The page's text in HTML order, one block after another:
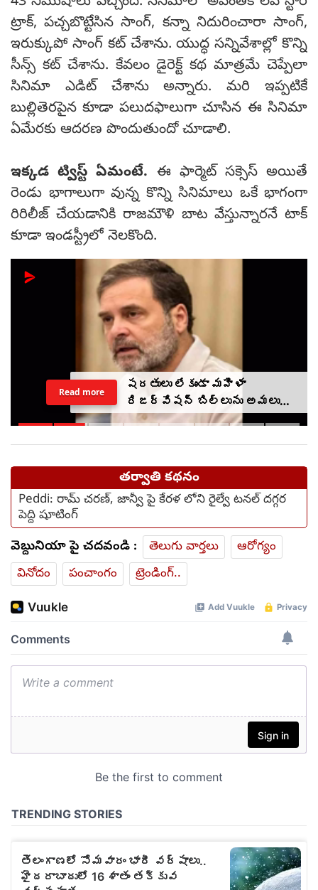
ట్రాక్, పచ్చబొట్టేసిన సాంగ్, కన్నా నిదురించారా సాంగ్,
ఇరుక్కుపో సాంగ్ కట్ చేశాను. యుద్ధ సన్నివేశాల్లో కొన్ని
సీన్స్ కట్ చేశాను. కేవలం డైరెక్ట్ కథ మాత్రమే చెప్పేలా
సినిమా ఎడిట్ చేశాను అన్నారు. మరి ఇప్పటికే
బుల్లితెరపైన కూడా పలుదఫాలుగా చూసిన ఈ సినిమా
ఏమేరకు ఆదరణ పొందుతుందో చూడాలి.
ఇక్కడ ట్విస్ట్ ఏమంటే. ఈ ఫార్మెట్ సక్సెస్ అయితే
రెండు భాగాలుగా వున్న కొన్ని సినిమాలు ఒకే భాగంగా
రిరిలీజ్ చేయడానికి రాజమౌళి బాట వేస్తున్నారనే టాక్
కూడా ఇండస్ట్రీలో నెలకొంది.
మొబైల్ ఫోన్ టార్చ్ లైట్ల
వెలుతురులో రోగికి చికిత్స..
ఎక్కడ?
Read more
తర్వాతి కథనం
Peddi: రామ్ చరణ్, జాన్వీ పై కేరళ లోని రైల్వే టనల్ దగ్గర
పెద్ది షూటింగ్
వెబ్దునియా పై చదవండి : తెలుగు వార్తలు
ఆరోగ్యం
వినోదం
పంచాంగం ట్రెండింగ్..